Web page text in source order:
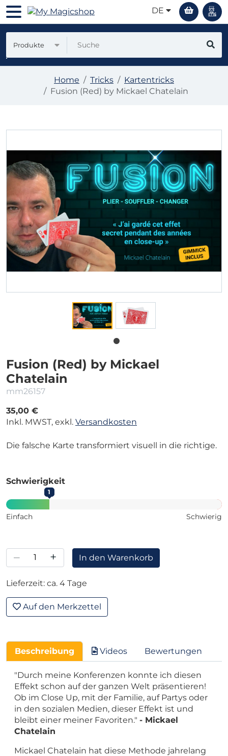
DE
Produkte
Home Tricks
Kartentricks
Fusion (Red) by Mickael Chatelain
Fusion (Red) by Mickael
Chatelain
mm26157
35,00 €
Inkl. MWST, exkl. Versandkosten
Die falsche Karte transformiert visuell in die richtige.
Schwierigkeit
1
Einfach Schwierig
– + In den Warenkorb
Lieferzeit: ca. 4 Tage
Auf den Merkzettel
Beschreibung Videos Bewertungen
"Durch meine Konferenzen konnte ich diesen
Effekt schon auf der ganzen Welt präsentieren!
Ob im Close Up, mit der Familie, auf Partys oder
in den sozialen Medien, dieser Effekt ist und
bleibt einer meiner Favoriten." - Mickael
Chatelain
Mickael Chatelain hat diese Methode jahrelang